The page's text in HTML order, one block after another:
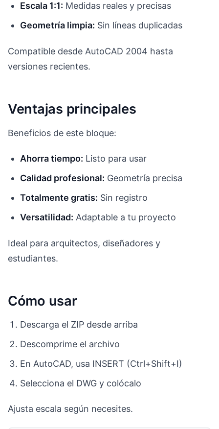
Escala 1:1: Medidas reales y precisas
Geometría limpia: Sin líneas duplicadas
Compatible desde AutoCAD 2004 hasta
versiones recientes.
Ventajas principales
Beneficios de este bloque:
Ahorra tiempo: Listo para usar
Calidad profesional: Geometría precisa
Totalmente gratis: Sin registro
Versatilidad: Adaptable a tu proyecto
Ideal para arquitectos, diseñadores y
estudiantes.
Cómo usar
Descarga el ZIP desde arriba
Descomprime el archivo
En AutoCAD, usa INSERT (Ctrl+Shift+I)
Selecciona el DWG y colócalo
Ajusta escala según necesites.